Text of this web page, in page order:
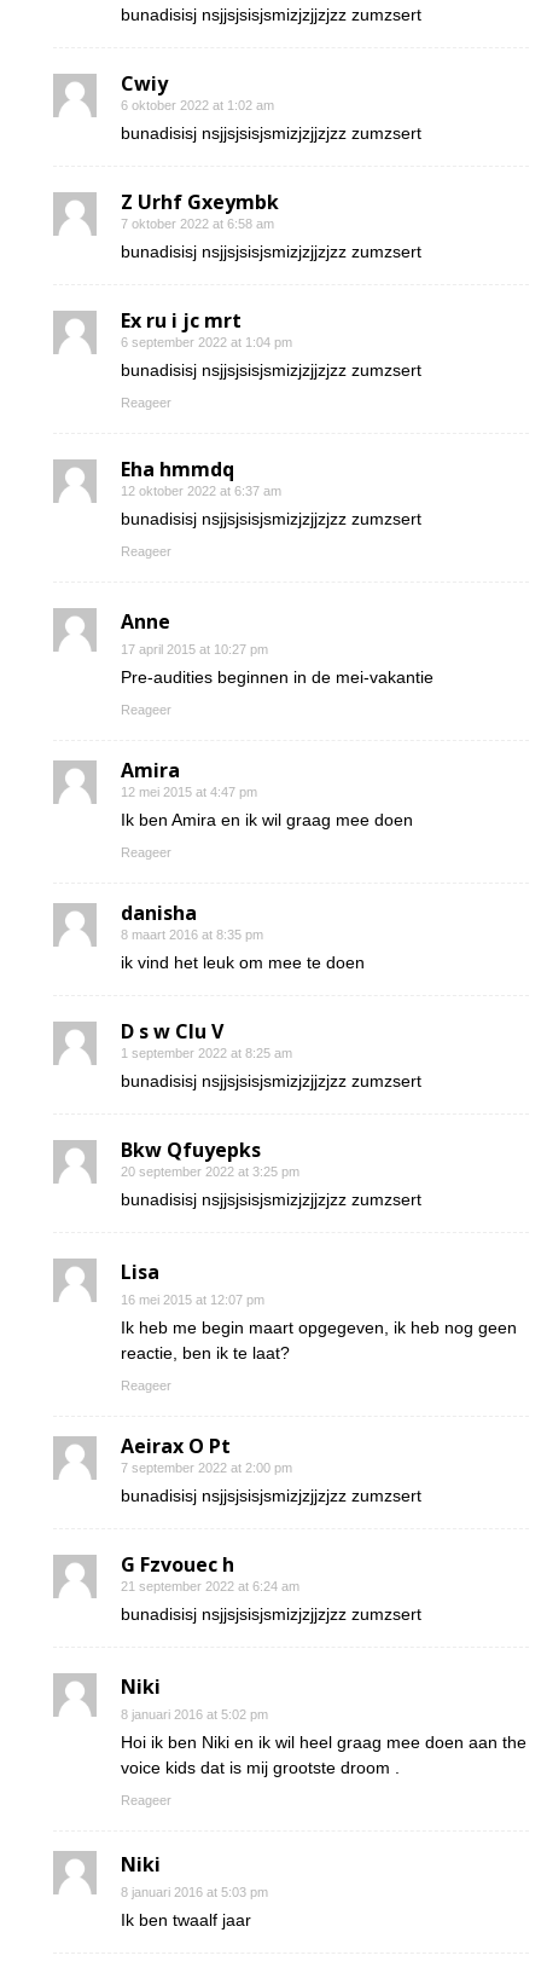
bunadisisj nsjjsjsisjsmizjzjjzjzz zumzsert
Cwiy
6 oktober 2022 at 1:02 am
bunadisisj nsjjsjsisjsmizjzjjzjzz zumzsert
Z Urhf Gxeymbk
7 oktober 2022 at 6:58 am
bunadisisj nsjjsjsisjsmizjzjjzjzz zumzsert
Ex ru i jc mrt
6 september 2022 at 1:04 pm
bunadisisj nsjjsjsisjsmizjzjjzjzz zumzsert
Reageer
Eha hmmdq
12 oktober 2022 at 6:37 am
bunadisisj nsjjsjsisjsmizjzjjzjzz zumzsert
Reageer
Anne
17 april 2015 at 10:27 pm
Pre-audities beginnen in de mei-vakantie
Reageer
Amira
12 mei 2015 at 4:47 pm
Ik ben Amira en ik wil graag mee doen
Reageer
danisha
8 maart 2016 at 8:35 pm
ik vind het leuk om mee te doen
D s w Clu V
1 september 2022 at 8:25 am
bunadisisj nsjjsjsisjsmizjzjjzjzz zumzsert
Bkw Qfuyepks
20 september 2022 at 3:25 pm
bunadisisj nsjjsjsisjsmizjzjjzjzz zumzsert
Lisa
16 mei 2015 at 12:07 pm
Ik heb me begin maart opgegeven, ik heb nog geen
reactie, ben ik te laat?
Reageer
Aeirax O Pt
7 september 2022 at 2:00 pm
bunadisisj nsjjsjsisjsmizjzjjzjzz zumzsert
G Fzvouec h
21 september 2022 at 6:24 am
bunadisisj nsjjsjsisjsmizjzjjzjzz zumzsert
Niki
8 januari 2016 at 5:02 pm
Hoi ik ben Niki en ik wil heel graag mee doen aan the
voice kids dat is mij grootste droom .
Reageer
Niki
8 januari 2016 at 5:03 pm
Ik ben twaalf jaar